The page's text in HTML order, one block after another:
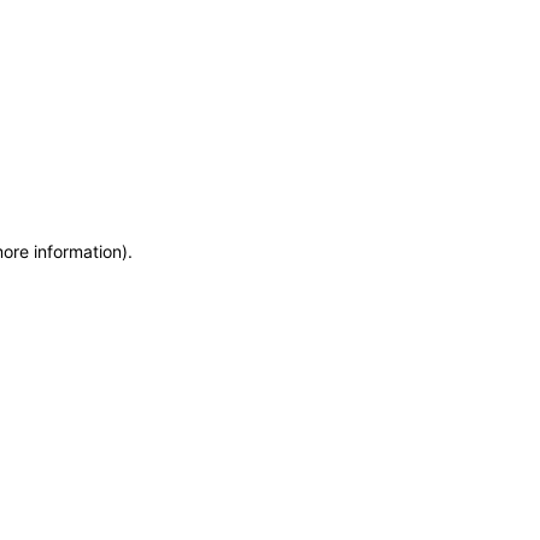
information).